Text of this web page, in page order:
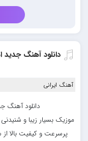
دانلود آهنگ جدید
آهنگ ایرانی
دانلود آهنگ
موزیک بسیار زیبا و
پرسرعت و کیفیت بالا از